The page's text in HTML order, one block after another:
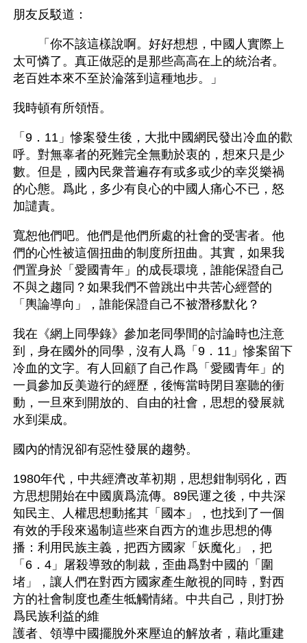
朋友反駁道：
「你不該這樣說啊。好好想想，中國人實際上
太可憐了。真正做惡的是那些高高在上的統治者。
老百姓本來不至於淪落到這種地步。」
我時頓有所領悟。
「9．11」慘案發生後，大批中國網民發出冷血的歡
呼。對無辜者的死難完全無動於衷的，想來只是少
數。但是，國內民衆普遍存有或多或少的幸災樂禍
的心態。爲此，多少有良心的中國人痛心不已，怒
加譴責。
寬恕他們吧。他們是他們所處的社會的受害者。他
們的心性被這個扭曲的制度所扭曲。其實，如果我
們置身於「愛國青年」的成長環境，誰能保證自己
不與之趨同？如果我們不曾跳出中共苦心經營的
「輿論導向」，誰能保證自己不被潛移默化？
我在《網上同學錄》參加老同學間的討論時也注意
到，身在國外的同學，沒有人爲「9．11」慘案留下
冷血的文字。有人回顧了自己作爲「愛國青年」的
一員參加反美遊行的經歷，後悔當時閉目塞聽的衝
動，一旦來到開放的、自由的社會，思想的發展就
水到渠成。
國內的情況卻有惡性發展的趨勢。
1980年代，中共經濟改革初期，思想鉗制弱化，西
方思想開始在中國廣爲流傳。89民運之後，中共深
知民主、人權思想動搖其「國本」，也找到了一個
有效的手段來遏制這些來自西方的進步思想的傳
播：利用民族主義，把西方國家「妖魔化」，把
「6．4」屠殺導致的制裁，歪曲爲對中國的「圍
堵」，讓人們在對西方國家產生敵視的同時，對西
方的社會制度也產生牴觸情緒。中共自己，則打扮
爲民族利益的維
護者、領導中國擺脫外來壓迫的解放者，藉此重建